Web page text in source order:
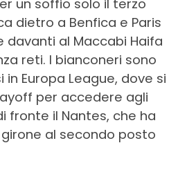
un soffio solo il terzo
dietro a Benfica e Paris
davanti al Maccabi Haifa
reti. I bianconeri sono
Europa League, dove si
per accedere agli
fronte il Nantes, che ha
al secondo posto